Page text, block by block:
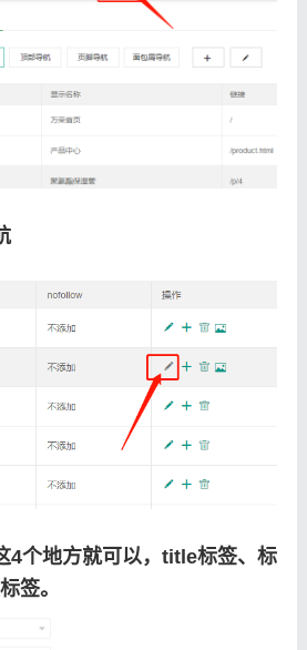
4个地方就可以，title标签、标
签。